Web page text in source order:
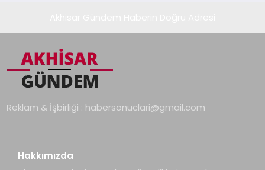
Reklam & İşbirliği : habersonuclari@gmail.com
Hakkımızda